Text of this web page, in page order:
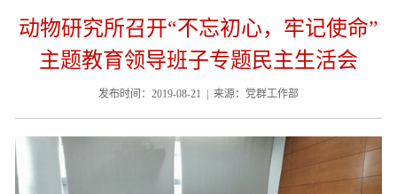
动物研究所召开“不忘初心，牢记使命”
主题教育领导班子专题民主生活会
发布时间：2019-08-21 | 来源：党群工作部